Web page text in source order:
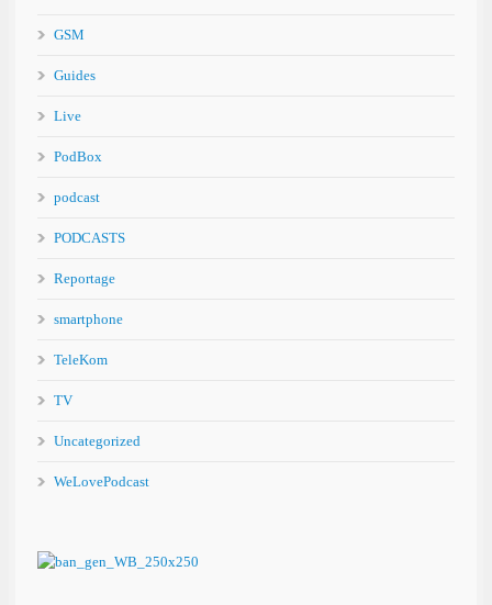
GSM
Guides
Live
PodBox
podcast
PODCASTS
Reportage
smartphone
TeleKom
TV
Uncategorized
WeLovePodcast